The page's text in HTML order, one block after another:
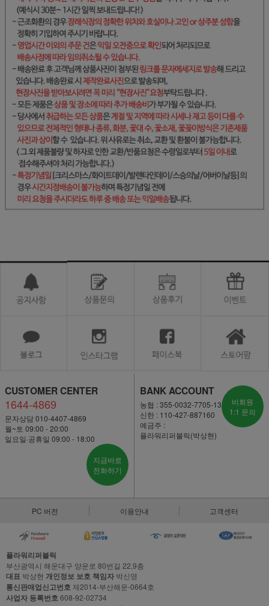
CUSTOMER CENTER
1644-4869
문자상담 010-4407-4869
월~토 09:00 - 20:00
일요일·공휴일 09:00 - 18:00
지금바로
전화하기
BANK ACCOUNT
농협 : 355-0032-7705-13
신한 : 110-427-887160
예금주 :
플라워리퍼블릭(박상현)
비회원
1:1 문의
PC 버전 이용안내 고객센터
플라워리퍼블릭
부산광역시 해운대구 양운로 80번길 22,9층
대표 박상현 개인정보 보호 책임자 박신영
통신판매업신고번호 제2014-부산해운-0664호
사업자 등록번호 608-92-02734